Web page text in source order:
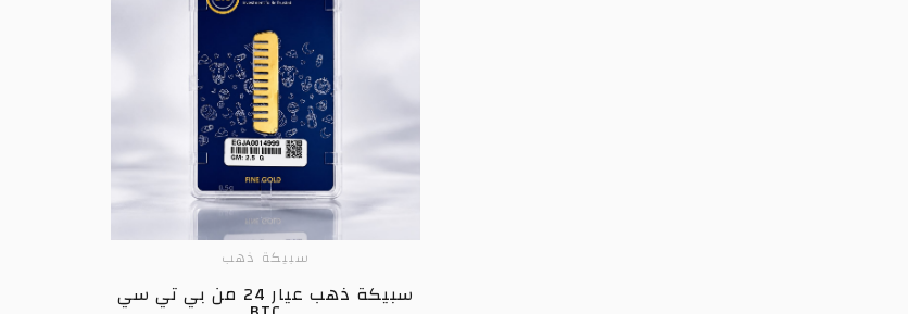
ADD TO CART
سبيكة ذهب
سبيكة ذهب عيار 24 من بي تي سي